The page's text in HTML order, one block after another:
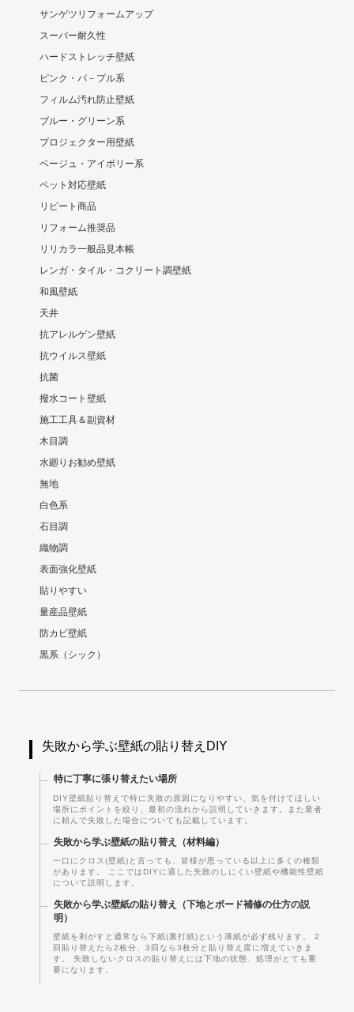
サンゲツリフォームアップ
スーパー耐久性
ハードストレッチ壁紙
ピンク・パ－プル系
フィルム汚れ防止壁紙
ブルー・グリーン系
プロジェクター用壁紙
ベージュ・アイボリー系
ペット対応壁紙
リピート商品
リフォーム推奨品
リリカラ一般品見本帳
レンガ・タイル・コクリート調壁紙
和風壁紙
天井
抗アレルゲン壁紙
抗ウイルス壁紙
抗菌
撥水コート壁紙
施工工具＆副資材
木目調
水廻りお勧め壁紙
無地
白色系
石目調
織物調
表面強化壁紙
貼りやすい
量産品壁紙
防カビ壁紙
黒系（シック）
失敗から学ぶ壁紙の貼り替えDIY
特に丁寧に張り替えたい場所
DIY壁紙貼り替えで特に失敗の原因になりやすい、気を付けてほしい
場所にポイントを絞り、最初の流れから説明していきます。また業者
に頼んで失敗した場合についても記載しています。
失敗から学ぶ壁紙の貼り替え（材料編）
一口にクロス(壁紙)と言っても、皆様が思っている以上に多くの種類
があります。 ここではDIYに適した失敗のしにくい壁紙や機能性壁紙
について説明します。
失敗から学ぶ壁紙の貼り替え（下地とボード補修の仕方の説
明）
壁紙を剥がすと通常なら下紙(裏打紙)という薄紙が必ず残ります。 2
回貼り替えたら2枚分、3回なら3枚分と貼り替え度に増えていきま
す。 失敗しないクロスの貼り替えには下地の状態、処理がとても重
要になります。